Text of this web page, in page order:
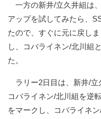
一方の新井/立久井組は
アップを試してみたら、
たので、すぐに元に戻し
し、コバライネン/北川組
た。
ラリー2日目は、新井/立
コバライネン/北川組を逆
をマークし、コバライネ